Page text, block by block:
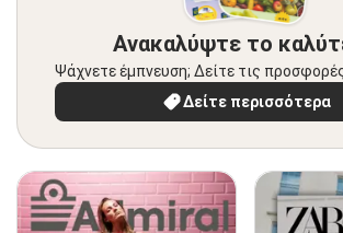
Ανακαλύψτε το
Ψάχνετε έμπνευση; Δείτε τις
Δείτε περισσότερα